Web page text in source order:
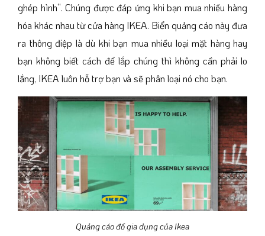
ghép hình”. Chúng được đáp ứng khi bạn mua nhiều hàng
hóa khác nhau từ cửa hàng IKEA. Biển quảng cáo này đưa
ra thông điệp là dù khi bạn mua nhiều loại mặt hàng hay
bạn không biết cách để lắp chúng thì không cần phải lo
lắng, IKEA luôn hỗ trợ bạn và sẽ phân loại nó cho bạn.
Quảng cáo đồ gia dụng của Ikea